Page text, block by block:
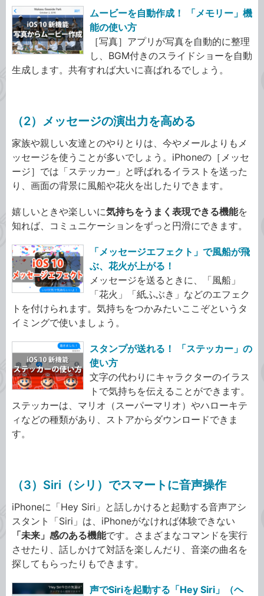
ムービーを自動作成！ 「メモリー」機
能の使い方
［写真］アプリが写真を自動的に整理
し、BGM付きのスライドショーを自動
生成します。共有すれば大いに喜ばれるでしょう。
（2）メッセージの演出力を高める
家族や親しい友達とのやりとりは、今やメールよりもメ
ッセージを使うことが多いでしょう。iPhoneの［メッセ
ージ］では「ステッカー」と呼ばれるイラストを送った
り、画面の背景に風船や花火を出したりできます。
嬉しいときや楽しいに気持ちをうまく表現できる機能を
知れば、コミュニケーションをずっと円滑にできます。
「メッセージエフェクト」で風船が飛
ぶ、花火が上がる！
メッセージを送るときに、「風船」
「花火」「紙ふぶき」などのエフェク
トを付けられます。気持ちをつかみたいここぞというタ
イミングで使いましょう。
スタンプが送れる！ 「ステッカー」の
使い方
文字の代わりにキャラクターのイラス
トで気持ちを伝えることができます。
ステッカーは、マリオ（スーパーマリオ）やハローキテ
ィなどの種類があり、ストアからダウンロードできま
す。
（3）Siri（シリ）でスマートに音声操作
iPhoneに「Hey Siri」と話しかけると起動する音声アシ
スタント「Siri」は、iPhoneがなければ体験できない
「未来」感のある機能です。さまざまなコマンドを実行
させたり、話しかけて対話を楽しんだり、音楽の曲名を
探してもらったりもできます。
声でSiriを起動する「Hey Siri」（ヘ